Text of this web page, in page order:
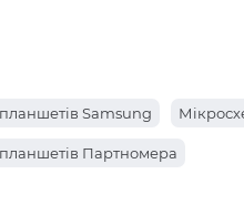
Samsung
Партномера